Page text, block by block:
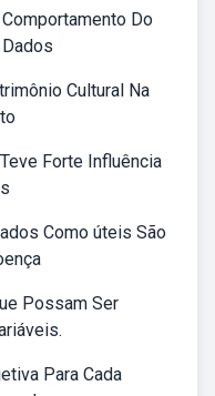
Do
Cultural Na
Forte Influência
Como úteis São
Possam Ser
Para Cada